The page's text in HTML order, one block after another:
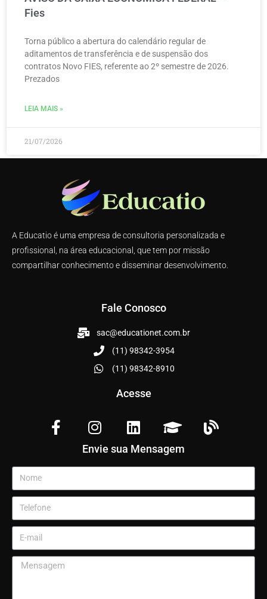
Fies
Torna público a abertura do calendário regular de
aditamentos de transferência e de suspensão dos
contratos Novo FIES, referente ao 2º semestre de 2026.
Prezados
LEIA MAIS »
21/07/2026
A Educatio é uma empresa de consultoria personalizada e
profissional, na área educacional, que tem por missão
compartilhar conhecimento e disseminar desenvolvimento.
Fale Conosco
sac@educationet.com.br
(11) 98342-3954
(11) 98342-8910
Acesse
Envie sua Mensagem